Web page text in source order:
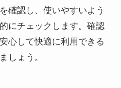
確認し、使いやすいよう
にチェックします。確認
心して快適に利用できる
しょう。